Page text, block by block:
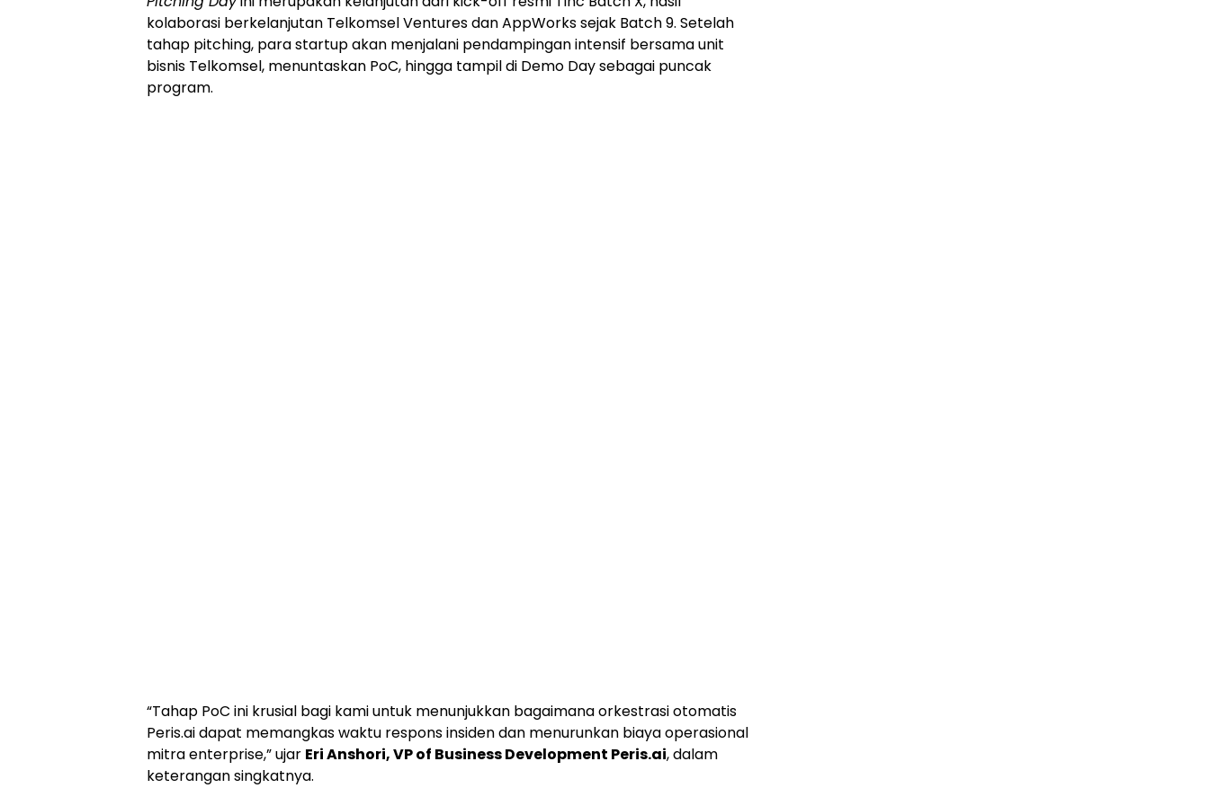
kolaborasi berkelanjutan Telkomsel Ventures dan AppWorks sejak Batch 9. Setelah
tahap pitching, para startup akan menjalani pendampingan intensif bersama unit
bisnis Telkomsel, menuntaskan PoC, hingga tampil di Demo Day sebagai puncak
program.
“Tahap PoC ini krusial bagi kami untuk menunjukkan bagaimana orkestrasi otomatis
Peris.ai dapat memangkas waktu respons insiden dan menurunkan biaya operasional
mitra enterprise,” ujar Eri Anshori, VP of Business Development Peris.ai, dalam
keterangan singkatnya.